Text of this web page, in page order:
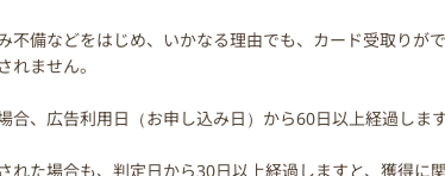
不備などをはじめ、いかなる理由でも、カード受取りが
れません。
合、広告利用日（お申し込み日）から60日以上経過しま
れた場合も、判定日から30日以上経過しますと、獲得に